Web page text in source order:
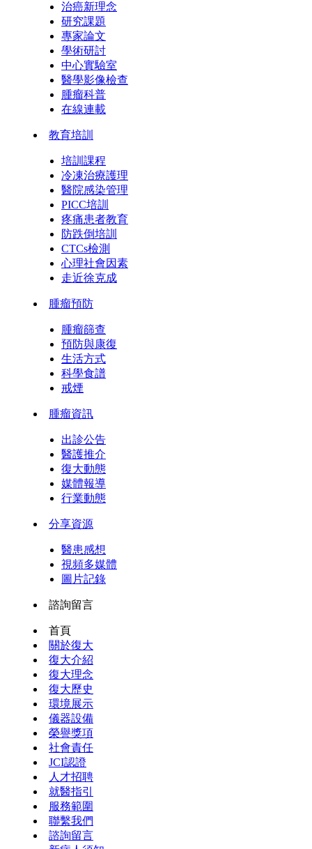
治癌新理念
研究課題
專家論文
學術研討
中心實驗室
醫學影像檢查
腫瘤科普
在線連載
教育培訓
培訓課程
冷凍治療護理
醫院感染管理
PICC培訓
疼痛患者教育
防跌倒培訓
CTCs檢測
心理社會因素
走近徐克成
腫瘤預防
腫瘤篩查
預防與康復
生活方式
科學食譜
戒煙
腫瘤資訊
出診公告
醫護推介
復大動態
媒體報導
行業動態
分享資源
醫患感想
視頻多媒體
圖片記錄
諮詢留言
首頁
關於復大
復大介紹
復大理念
復大歷史
環境展示
儀器設備
榮譽獎項
社會責任
JCI認證
人才招聘
就醫指引
服務範圍
聯繫我們
諮詢留言